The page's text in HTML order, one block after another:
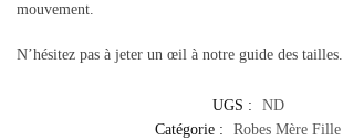
mouvement.
N’hésitez pas à jeter un œil à notre guide des tailles.
UGS :
ND
Catégorie :
Robes Mère Fille